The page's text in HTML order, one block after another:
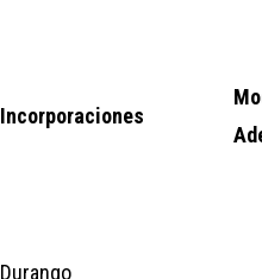
Incorporaciones
Durango